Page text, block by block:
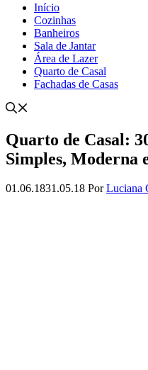
Início
Cozinhas
Banheiros
Sala de Jantar
Área de Lazer
Quarto de Casal
Fachadas de Casas
Quarto de Casal:
Simples, Moderna
01.06.1831.05.18 PorLuciana